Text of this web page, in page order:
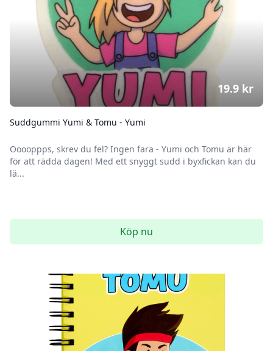
Suddgummi Yumi & Tomu - Yumi
Ooooppps, skrev du fel? Ingen fara - Yumi och Tomu är här
för att rädda dagen! Med ett snyggt sudd i byxfickan kan du
lä...
19.9 kr
Köp nu